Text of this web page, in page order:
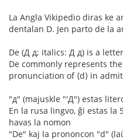
La Angla Vikipedio diras ke
dentalan D. Jen parto de la
De (Д д; italics: Д д) is a
De commonly represents
pronunciation of ⟨d⟩ in
"д" (majuskle "'Д") estas
En la rusa lingvo, ĝi estas la
havas la nomon
"De" kaj la prononcon "d"